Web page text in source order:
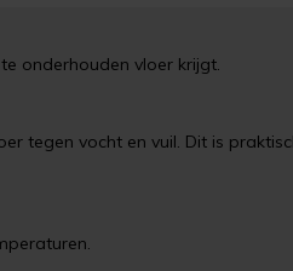
onderhouden vloer krijgt.
tegen vocht en vuil. Dit is